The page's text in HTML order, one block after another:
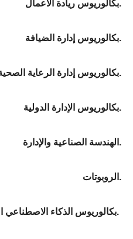
بكالوريوس ريادة الأعمال.
بكالوريوس إدارة الضيافة.
بكالوريوس إدارة الرعاية الصحية الدولية.
بكالوريوس الإدارة الدولية.
الهندسة الصناعية والإدارة.
الروبوتات.
بكالوريوس الذكاء الاصطناعي التطبيقي.